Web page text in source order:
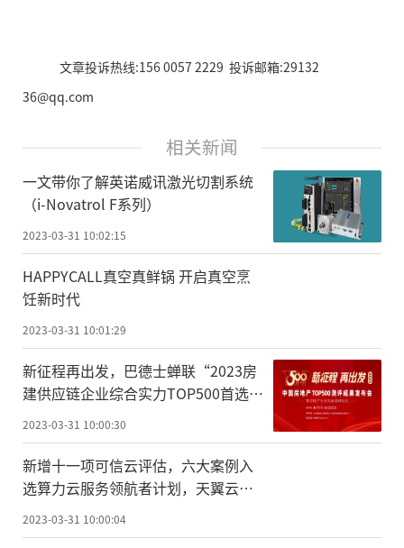
文章投诉热线:156 0057 2229 投诉邮箱:29132
36@qq.com
相关新闻
一文带你了解英诺威讯激光切割系统
（i-Novatrol F系列）
2023-03-31 10:02:15
HAPPYCALL真空真鲜锅 开启真空烹
饪新时代
2023-03-31 10:01:29
新征程再出发，巴德士蝉联“2023房
建供应链企业综合实力TOP500首选供
2023-03-31 10:00:30
新增十一项可信云评估，六大案例入
选算力云服务领航者计划，天翼云科
2023-03-31 10:00:04